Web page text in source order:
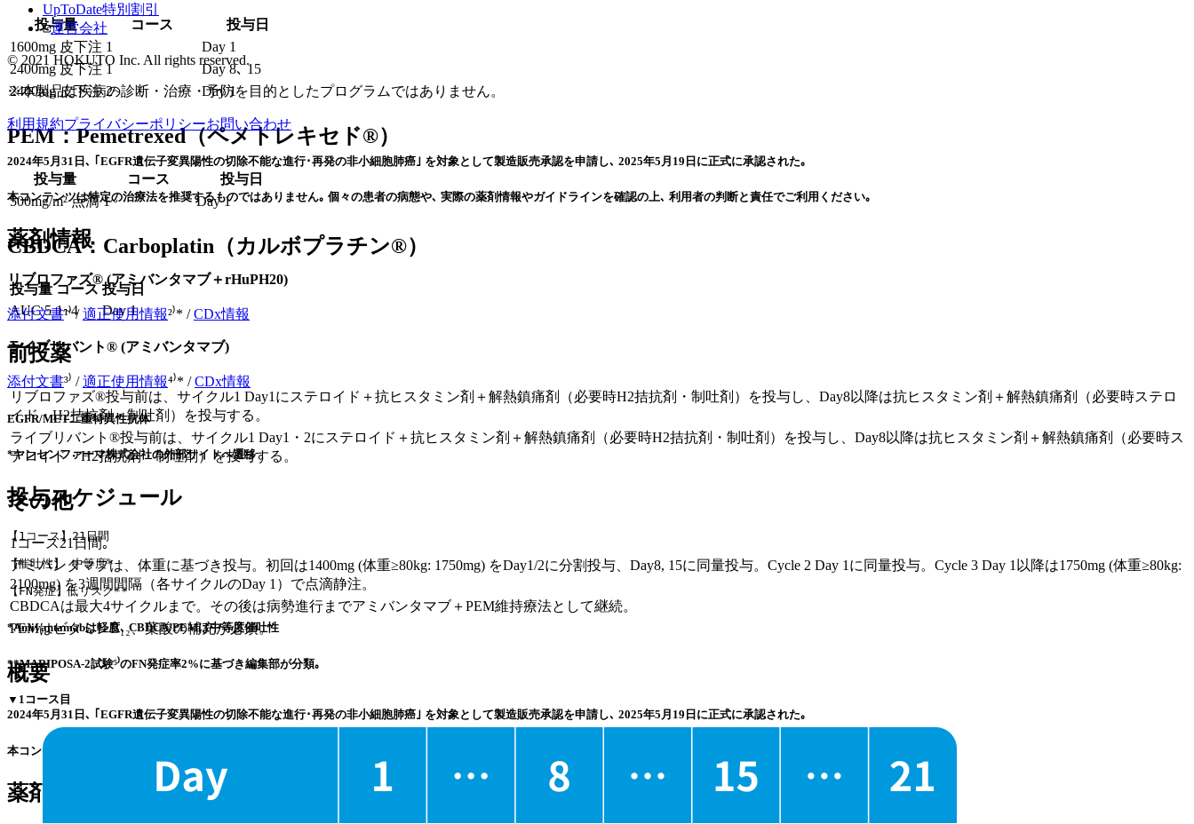
UpToDate特別割引
運営会社
© 2021 HOKUTO Inc. All rights reserved.
※本製品は疾病の診断・治療・予防を目的としたプログラムではありません。
利用規約プライバシーポリシーお問い合わせ
2024年5月31日､ ｢EGFR遺伝子変異陽性の切除不能な進行･再発の非小細胞肺癌｣ を対象として製造販売承認を申請し､ 2025年5月19日に正式に承認された｡
本コンテンツは特定の治療法を推奨するものではありません｡ 個々の患者の病態や､ 実際の薬剤情報やガイドラインを確認の上､ 利用者の判断と責任でご利用ください｡
薬剤情報
リブロファズ® (アミバンタマブ＋rHuPH20)
添付文書¹⁾ /適正使用情報²⁾* /CDx情報
ライブリバント® (アミバンタマブ)
添付文書³⁾ /適正使用情報⁴⁾* /CDx情報
EGFR/MET二重特異性抗体
*ヤンセンファーマ株式会社の外部サイトへ遷移
投与スケジュール
【1コース】21日間
【催吐性】 中等度*
【FN発症】低リスク**
*Amivantamabは軽度､ CBDCA/PEMは中等度催吐性
**MARIPOSA-2試験⁵⁾のFN発症率2%に基づき編集部が分類｡
▼1コース目
投与量 コース
投与日
1600mg 皮下注 1
Day 1
2400mg 皮下注 1
Day 8､ 15
2400mg 皮下注 2~ Day 1
PEM：Pemetrexed（ペメトレキセド®）
投与量 コース
投与日
500mg/m² 点滴 1~ Day 1
CBDCA：Carboplatin（カルボプラチン®）
投与量 コース 投与日
AUC 5 1~4 Day 1
前投薬
リブロファズ®投与前は、サイクル1 Day1にステロイド＋抗ヒスタミン剤＋解熱鎮痛剤（必要時H2拮抗剤・制吐剤）を投与し、Day8以降は抗ヒスタミン剤＋解熱鎮痛剤（必要時ステロ
イド・H2拮抗剤・制吐剤）を投与する。
ライブリバント®投与前は、サイクル1 Day1・2にステロイド＋抗ヒスタミン剤＋解熱鎮痛剤（必要時H2拮抗剤・制吐剤）を投与し、Day8以降は抗ヒスタミン剤＋解熱鎮痛剤（必要時ス
テロイド・H2拮抗剤・制吐剤）を投与する。
その他
1コース21日間｡
アミバンタマブは、体重に基づき投与。初回は1400mg (体重≥80kg: 1750mg) をDay1/2に分割投与、Day8, 15に同量投与。Cycle 2 Day 1に同量投与。Cycle 3 Day 1以降は1750mg (体重≥80kg:
2100mg) を3週間間隔（各サイクルのDay 1）で点滴静注。
CBDCAは最大4サイクルまで。その後は病勢進行までアミバンタマブ＋PEM維持療法として継続。
PEMはビタミンB₁₂、葉酸の補充が必須。
概要
2024年5月31日､ ｢EGFR遺伝子変異陽性の切除不能な進行･再発の非小細胞肺癌｣ を対象として製造販売承認を申請し､ 2025年5月19日に正式に承認された｡
本コンテンツは特定の治療法を推奨するものではありません｡ 個々の患者の病態や､ 実際の薬剤情報やガイドラインを確認の上､ 利用者の判断と責任でご利用ください｡
薬剤情報